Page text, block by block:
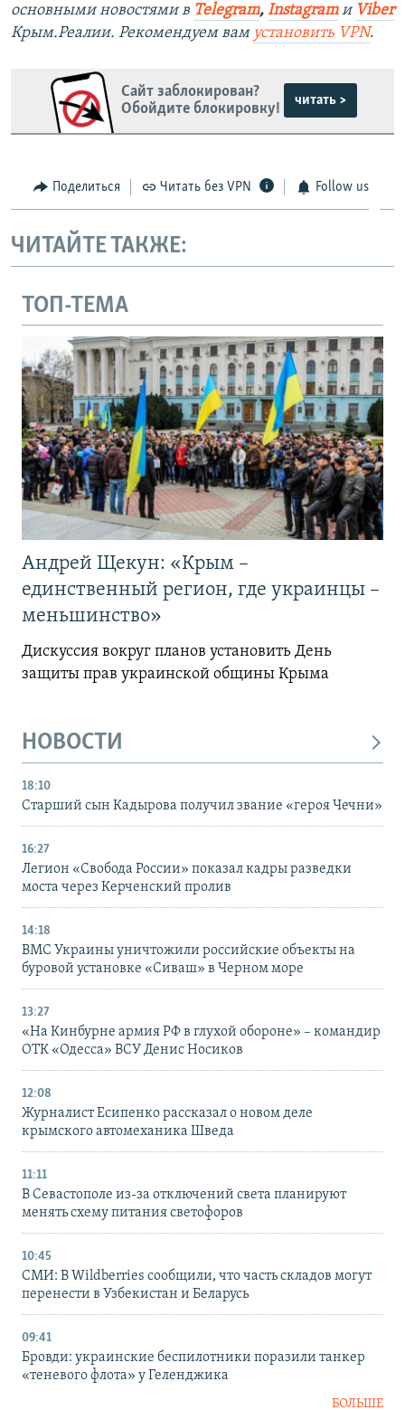
основными новостями в Telegram, Instagramи Viber
Крым.Реалии. Рекомендуем вам установить VPN.
Сайт заблокирован?
Обойдите блокировку!
читать >
Поделиться Читать без VPN Follow us
ЧИТАЙТЕ ТАКЖЕ:
ТОП-ТЕМА
Андрей Щекун: «Крым –
единственный регион, где украинцы –
меньшинство»
Дискуссия вокруг планов установить День
защиты прав украинской общины Крыма
НОВОСТИ
18:10
Старший сын Кадырова получил звание «героя Чечни»
16:27
Легион «Свобода России» показал кадры разведки
моста через Керченский пролив
14:18
ВМС Украины уничтожили российские объекты на
буровой установке «Сиваш» в Черном море
13:27
«На Кинбурне армия РФ в глухой обороне» – командир
ОТК «Одесса» ВСУ Денис Носиков
12:08
Журналист Есипенко рассказал о новом деле
крымского автомеханика Шведа
11:11
В Севастополе из-за отключений света планируют
менять схему питания светофоров
10:45
СМИ: В Wildberries сообщили, что часть складов могут
перенести в Узбекистан и Беларусь
09:41
Бровди: украинские беспилотники поразили танкер
«теневого флота» у Геленджика
БОЛЬШЕ